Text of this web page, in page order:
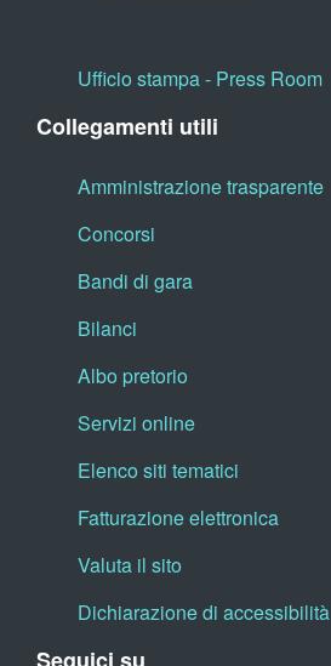
Ufficio stampa - Press Room
Collegamenti utili
Amministrazione trasparente
Concorsi
Bandi di gara
Bilanci
Albo pretorio
Servizi online
Elenco siti tematici
Fatturazione elettronica
Valuta il sito
Dichiarazione di accessibilità